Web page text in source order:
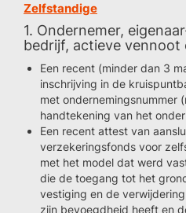
Zelfstandige
1. Ondernemer,
bedrijf, actieve vennoot
Een recent (minder dan 3
inschrijving in de
met ondernemingsnummer
handtekening van het
Een recent attest van
verzekeringsfonds voor
met het model dat werd
die de toegang tot het
vestiging en de
zijn bevoegdheid heeft en